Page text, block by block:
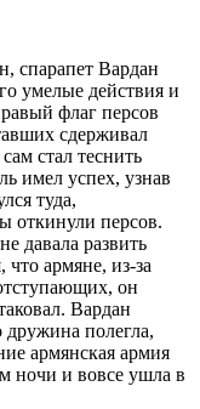
спарапет Вардан
умелые действия и
флаг персов
сдерживал
стал теснить
имел успех, узнав
туда,
откинули персов.
давала развить
армяне, из-за
он
Вардан
дружина полегла,
армянская армия
ночи и вовсе ушла в